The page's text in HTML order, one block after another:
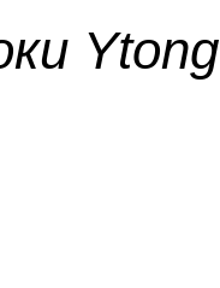
Ytong